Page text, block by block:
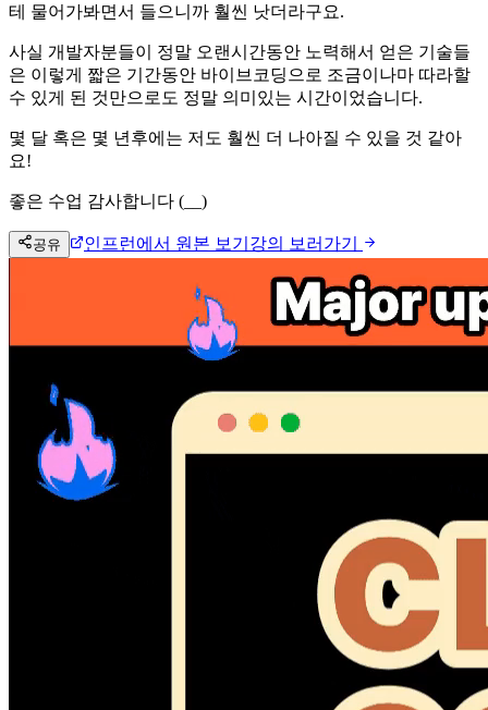
테 물어가봐면서 들으니까 훨씬 낫더라구요.
사실 개발자분들이 정말 오랜시간동안 노력해서 얻은 기술들
은 이렇게 짧은 기간동안 바이브코딩으로 조금이나마 따라할
수 있게 된 것만으로도 정말 의미있는 시간이었습니다.
몇 달 혹은 몇 년후에는 저도 훨씬 더 나아질 수 있을 것 같아
요!
좋은 수업 감사합니다 (__)
공유 인프런에서 원본 보기 강의 보러가기